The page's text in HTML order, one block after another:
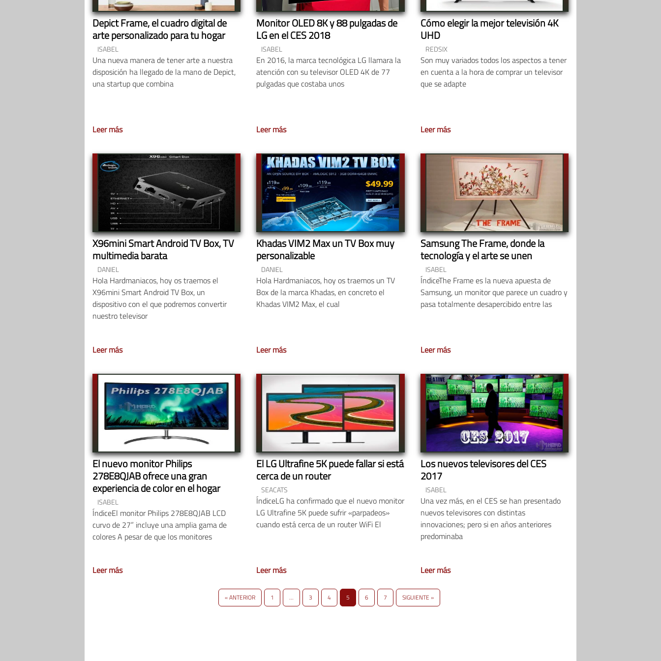
Depict Frame, el cuadro digital de
arte personalizado para tu hogar
ISABEL
Una nueva manera de tener arte a nuestra
disposición ha llegado de la mano de Depict,
una startup que combina
Leer más
Monitor OLED 8K y 88 pulgadas de
LG en el CES 2018
ISABEL
En 2016, la marca tecnológica LG llamara la
atención con su televisor OLED 4K de 77
pulgadas que costaba unos
Leer más
Cómo elegir la mejor televisión 4K
UHD
REDSIX
Son muy variados todos los aspectos a tener
en cuenta a la hora de comprar un televisor
que se adapte
Leer más
X96mini Smart Android TV Box, TV
multimedia barata
DANIEL
Hola Hardmaniacos, hoy os traemos el
X96mini Smart Android TV Box, un
dispositivo con el que podremos convertir
nuestro televisor
Leer más
Khadas VIM2 Max un TV Box muy
personalizable
DANIEL
Hola Hardmaniacos, hoy os traemos un TV
Box de la marca Khadas, en concreto el
Khadas VIM2 Max, el cual
Leer más
Samsung The Frame, donde la
tecnología y el arte se unen
ISABEL
ÍndiceThe Frame es la nueva apuesta de
Samsung, un monitor que parece un cuadro y
pasa totalmente desapercibido entre las
Leer más
El nuevo monitor Philips
278E8QJAB ofrece una gran
experiencia de color en el hogar
ISABEL
ÍndiceEl monitor Philips 278E8QJAB LCD
curvo de 27” incluye una amplia gama de
colores A pesar de que los monitores
Leer más
El LG Ultrafine 5K puede fallar si está
cerca de un router
SEACATS
ÍndiceLG ha confirmado que el nuevo monitor
LG Ultrafine 5K puede sufrir «parpadeos»
cuando está cerca de un router WiFi El
Leer más
Los nuevos televisores del CES
2017
ISABEL
Una vez más, en el CES se han presentado
nuevos televisores con distintas
innovaciones; pero si en años anteriores
predominaba
Leer más
« ANTERIOR 1 … 3 4 5 6 7 SIGUIENTE »